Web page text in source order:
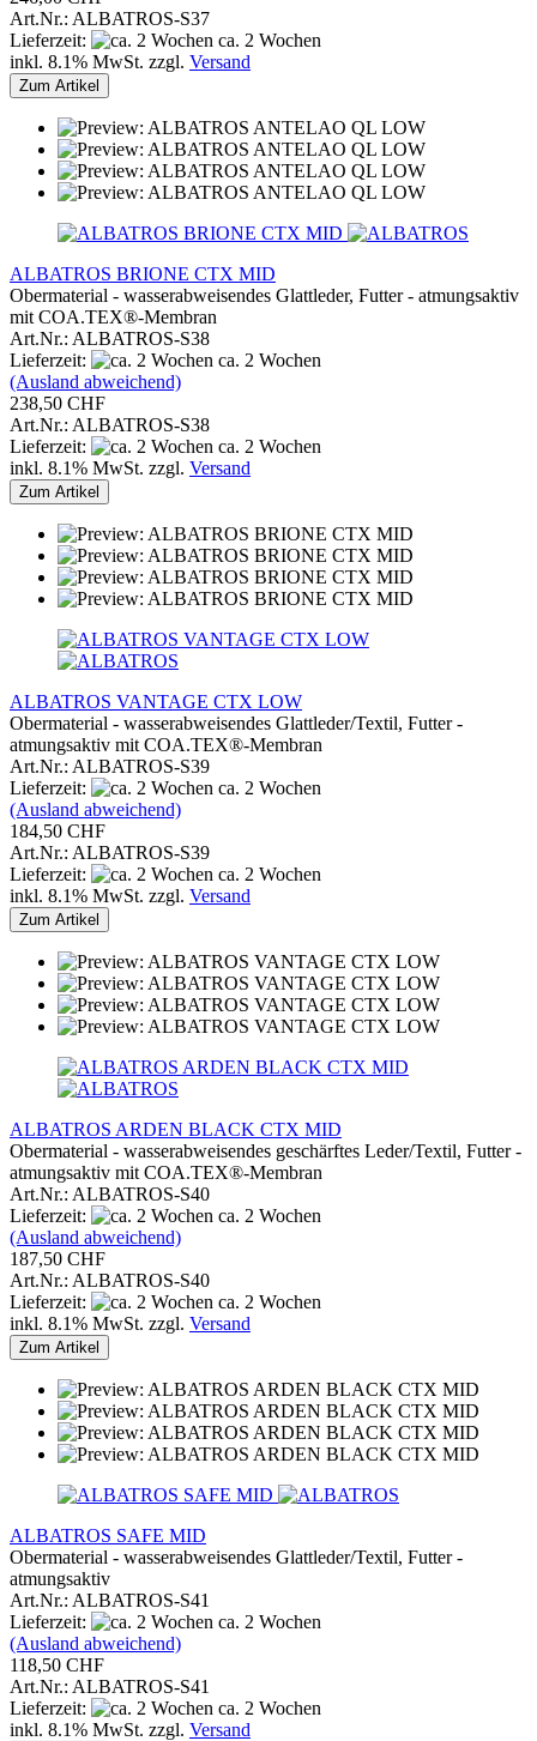
Art.Nr.: ALBATROS-S37
Lieferzeit:
ca. 2 Wochen
inkl. 8.1% MwSt. zzgl. Versand
Zum Artikel
ALBATROS BRIONE CTX MID
Obermaterial - wasserabweisendes Glattleder, Futter - atmungsaktiv
mit COA.TEX®-Membran
Art.Nr.: ALBATROS-S38
Lieferzeit:
ca. 2 Wochen
(Ausland abweichend)
238,50 CHF
Art.Nr.: ALBATROS-S38
Lieferzeit:
ca. 2 Wochen
inkl. 8.1% MwSt. zzgl. Versand
Zum Artikel
ALBATROS VANTAGE CTX LOW
Obermaterial - wasserabweisendes Glattleder/Textil, Futter -
atmungsaktiv mit COA.TEX®-Membran
Art.Nr.: ALBATROS-S39
Lieferzeit:
ca. 2 Wochen
(Ausland abweichend)
184,50 CHF
Art.Nr.: ALBATROS-S39
Lieferzeit:
ca. 2 Wochen
inkl. 8.1% MwSt. zzgl. Versand
Zum Artikel
ALBATROS ARDEN BLACK CTX MID
Obermaterial - wasserabweisendes geschärftes Leder/Textil, Futter -
atmungsaktiv mit COA.TEX®-Membran
Art.Nr.: ALBATROS-S40
Lieferzeit:
ca. 2 Wochen
(Ausland abweichend)
187,50 CHF
Art.Nr.: ALBATROS-S40
Lieferzeit:
ca. 2 Wochen
inkl. 8.1% MwSt. zzgl. Versand
Zum Artikel
ALBATROS SAFE MID
Obermaterial - wasserabweisendes Glattleder/Textil, Futter -
atmungsaktiv
Art.Nr.: ALBATROS-S41
Lieferzeit:
ca. 2 Wochen
(Ausland abweichend)
118,50 CHF
Art.Nr.: ALBATROS-S41
Lieferzeit:
ca. 2 Wochen
inkl. 8.1% MwSt. zzgl. Versand